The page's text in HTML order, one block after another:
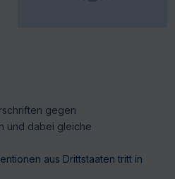
gegen
und dabei gleiche
aus Drittstaaten tritt in